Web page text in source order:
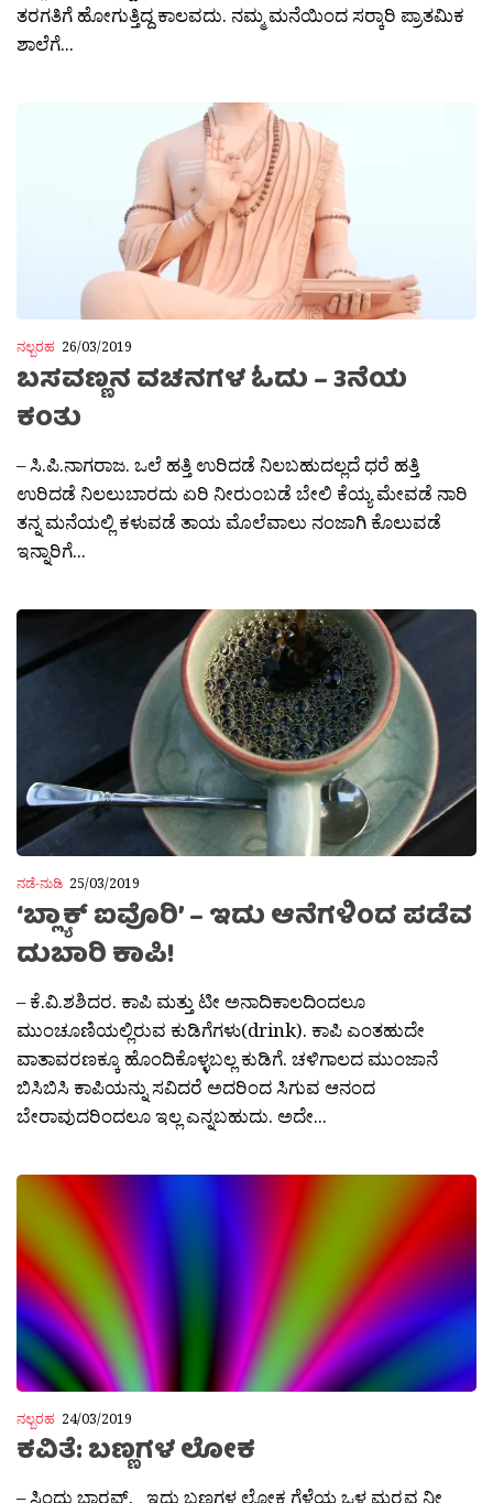
ತರಗತಿಗೆ ಹೋಗುತ್ತಿದ್ದ ಕಾಲವದು. ನಮ್ಮ ಮನೆಯಿಂದ ಸರ‍್ಕಾರಿ ಪ್ರಾತಮಿಕ
ಶಾಲೆಗೆ...
ನಲ್ಬರಹ 26/03/2019
ಬಸವಣ್ಣನ ವಚನಗಳ ಓದು – 3ನೆಯ
ಕಂತು
– ಸಿ.ಪಿ.ನಾಗರಾಜ. ಒಲೆ ಹತ್ತಿ ಉರಿದಡೆ ನಿಲಬಹುದಲ್ಲದೆ ಧರೆ ಹತ್ತಿ
ಉರಿದಡೆ ನಿಲಲುಬಾರದು ಏರಿ ನೀರುಂಬಡೆ ಬೇಲಿ ಕೆಯ್ಯ ಮೇವಡೆ ನಾರಿ
ತನ್ನ ಮನೆಯಲ್ಲಿ ಕಳುವಡೆ ತಾಯ ಮೊಲೆವಾಲು ನಂಜಾಗಿ ಕೊಲುವಡೆ
ಇನ್ನಾರಿಗೆ...
ನಡೆ-ನುಡಿ 25/03/2019
‘ಬ್ಲ್ಯಾಕ್ ಐವೊರಿ’ – ಇದು ಆನೆಗಳಿಂದ ಪಡೆವ
ದುಬಾರಿ ಕಾಪಿ!
– ಕೆ.ವಿ.ಶಶಿದರ. ಕಾಪಿ ಮತ್ತು ಟೀ ಅನಾದಿಕಾಲದಿಂದಲೂ
ಮುಂಚೂಣಿಯಲ್ಲಿರುವ ಕುಡಿಗೆಗಳು(drink). ಕಾಪಿ ಎಂತಹುದೇ
ವಾತಾವರಣಕ್ಕೂ ಹೊಂದಿಕೊಳ್ಳಬಲ್ಲ ಕುಡಿಗೆ. ಚಳಿಗಾಲದ ಮುಂಜಾನೆ
ಬಿಸಿಬಿಸಿ ಕಾಪಿಯನ್ನು ಸವಿದರೆ ಅದರಿಂದ ಸಿಗುವ ಆನಂದ
ಬೇರಾವುದರಿಂದಲೂ ಇಲ್ಲ ಎನ್ನಬಹುದು. ಅದೇ...
ನಲ್ಬರಹ 24/03/2019
ಕವಿತೆ: ಬಣ್ಣಗಳ ಲೋಕ
– ಸಿಂದು ಬಾರ‍್ಗವ್. ಇದು ಬಣ್ಣಗಳ ಲೋಕ ಗೆಳೆಯ ಒಳ ಮರ‍್ಮವ ನೀ